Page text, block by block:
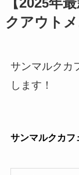
5
クアウト
サンマルクカ
します！
サンマルクカフ